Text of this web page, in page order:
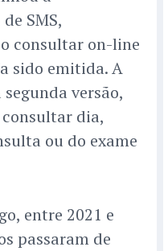
SMS,
consultar on-line
sido emitida. A
versão,
consultar dia,
ou do exame
entre 2021 e
passaram de